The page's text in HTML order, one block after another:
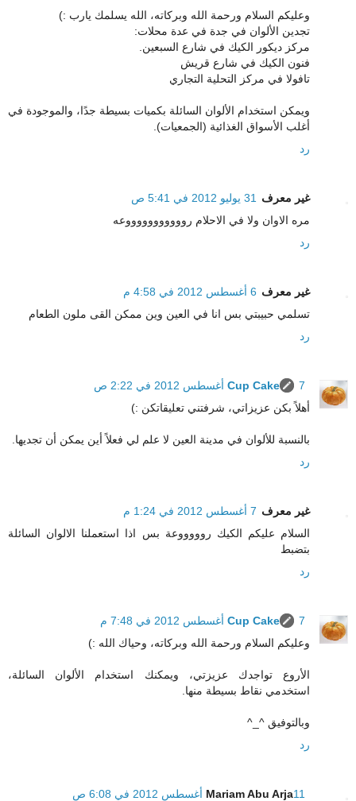
وعليكم السلام ورحمة الله وبركاته، الله يسلمك يارب :)
تجدين الألوان في جدة في عدة محلات:
مركز ديكور الكيك في شارع السبعين.
فنون الكيك في شارع قريش
تافولا في مركز التحلية التجاري
ويمكن استخدام الألوان السائلة بكميات بسيطة جدًا، والموجودة في
أغلب الأسواق الغذائية (الجمعيات).
رد
غير معرف
31 يوليو 2012 في 5:41 ص
مره الاوان ولا في الاحلام روووووووووووعه
رد
غير معرف 6 أغسطس 2012 في 4:58 م
تسلمي حبيبتي بس انا في العين وين ممكن القى ملون الطعام
رد
Cup Cake
7 أغسطس 2012 في 2:22 ص
أهلاً بكن عزيزاتي، شرفتني تعليقاتكن :)
بالنسبة للألوان في مدينة العين لا علم لي فعلاً أين يمكن أن تجديها.
رد
غير معرف 7 أغسطس 2012 في 1:24 م
السلام عليكم الكيك روووووعة بس اذا استعملنا الالوان السائلة
بتضبط
رد
Cup Cake
7 أغسطس 2012 في 7:48 م
وعليكم السلام ورحمة الله وبركاته، وحياك الله :)
الأروع تواجدك عزيزتي، ويمكنك استخدام الألوان السائلة،
استخدمي نقاط بسيطة منها.
وبالتوفيق ^_^
رد
Mariam Abu Arja11 أغسطس 2012 في 6:08 ص